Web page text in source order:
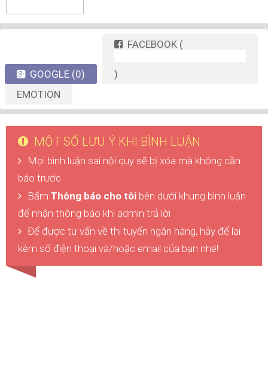
GOOGLE (0)
FACEBOOK (
)
EMOTION
MỘT SỐ LƯU Ý KHI BÌNH LUẬN
Mọi bình luận sai nội quy sẽ bị xóa mà không cần
báo trước
Bấm Thông báo cho tôi bên dưới khung bình luận
để nhận thông báo khi admin trả lời
Để được tư vấn về thi tuyển ngân hàng, hãy để lại
kèm số điện thoại và/hoặc email của bạn nhé!